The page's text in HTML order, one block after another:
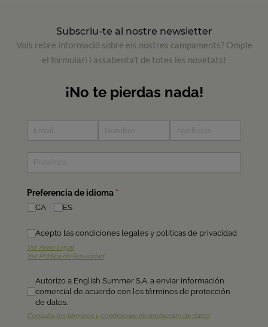
Subscriu-te al nostre newsletter
Vols rebre informació sobre els nostres campaments? Omple
el formulari i assabenta't de totes les novetats!